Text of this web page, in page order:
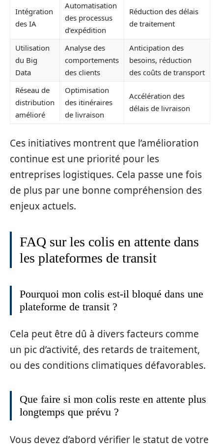
Intégration
des IA
Automatisation
des processus
d’expédition
Réduction des délais
de traitement
Utilisation
du Big
Data
Analyse des
comportements
des clients
Anticipation des
besoins, réduction
des coûts de transport
Réseau de
distribution
amélioré
Optimisation
des itinéraires
de livraison
Accélération des
délais de livraison
Ces initiatives montrent que l’amélioration
continue est une priorité pour les
entreprises logistiques. Cela passe une fois
de plus par une bonne compréhension des
enjeux actuels.
FAQ sur les colis en attente dans
les plateformes de transit
Pourquoi mon colis est-il bloqué dans une
plateforme de transit ?
Cela peut être dû à divers facteurs comme
un pic d’activité, des retards de traitement,
ou des conditions climatiques défavorables.
Que faire si mon colis reste en attente plus
longtemps que prévu ?
Vous devez d’abord vérifier le statut de votre